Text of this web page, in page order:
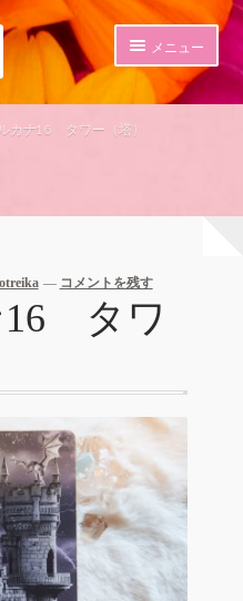
メニュー
カナ16 タワー（塔）
— コメントを残す
16 タワ